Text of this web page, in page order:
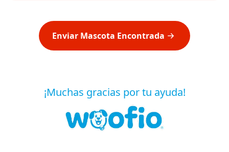
Enviar Mascota Encontrada
¡Muchas gracias por tu ayuda!